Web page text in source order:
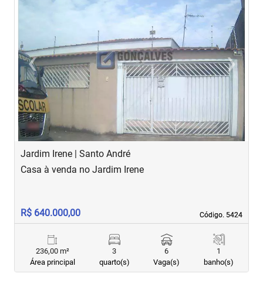
‹Previous ›Next
Jardim Irene | Santo André
Código. 5424
Código. 5424
Casa à venda no Jardim Irene
R$ 640.000,00
236,00 m²
Área principal
3
quarto(s)
6
Vaga(s)
1
banho(s)